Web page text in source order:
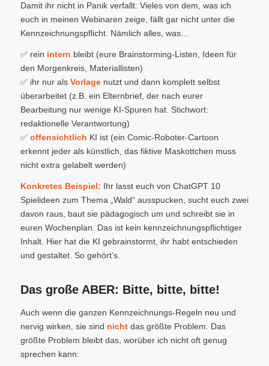
Damit ihr nicht in Panik verfallt: Vieles von dem, was ich
euch in meinen Webinaren zeige, fällt gar nicht unter die
Kennzeichnungspflicht. Nämlich alles, was…
✅ rein intern bleibt (eure Brainstorming-Listen, Ideen für
den Morgenkreis, Materiallisten)
✅ ihr nur alsVorlagenutzt und dann komplett selbst
überarbeitet (z.B. ein Elternbrief, der nach eurer
Bearbeitung nur wenige KI-Spuren hat. Stichwort:
redaktionelle Verantwortung)
✅ offensichtlich KI ist (ein Comic-Roboter-Cartoon
erkennt jeder als künstlich, das fiktive Maskottchen muss
nicht extra gelabelt werden)
Konkretes Beispiel: Ihr lasst euch von ChatGPT 10
Spielideen zum Thema „Wald“ ausspucken, sucht euch zwei
davon raus, baut sie pädagogisch um und schreibt sie in
euren Wochenplan. Das ist kein kennzeichnungspflichtiger
Inhalt. Hier hat die KI gebrainstormt, ihr habt entschieden
und gestaltet. So gehört’s.
Das große ABER: Bitte, bitte, bitte!
Auch wenn die ganzen Kennzeichnungs-Regeln neu und
nervig wirken, sie sind nichtdas größte Problem. Das
größte Problem bleibt das, worüber ich nicht oft genug
sprechen kann: